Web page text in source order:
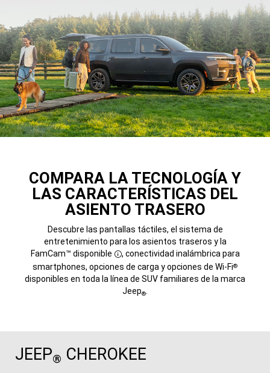
COMPARA LA TECNOLOGÍA Y
LAS CARACTERÍSTICAS DEL
ASIENTO TRASERO
Descubre las pantallas táctiles, el sistema de
entretenimiento para los asientos traseros y la
FamCam™ disponible
Disclosure
, conectividad inalámbrica para
smartphones, opciones de carga y opciones de Wi-Fi®
disponibles en toda la línea de SUV familiares de la marca
Jeep®
JEEP® CHEROKEE